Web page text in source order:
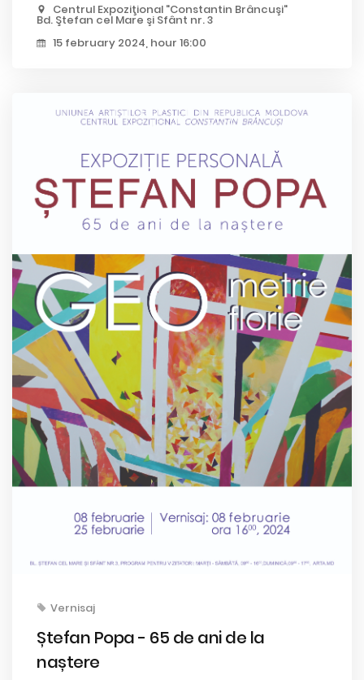
Centrul Expoziţional "Constantin Brâncuşi"
Bd. Ştefan cel Mare şi Sfânt nr. 3
15 february 2024, hour 16:00
Vernisaj
Ștefan Popa - 65 de ani de la
naștere